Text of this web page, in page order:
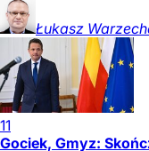
Łukasz
11
Gociek, Gmyz: